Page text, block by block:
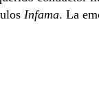
Infama. La